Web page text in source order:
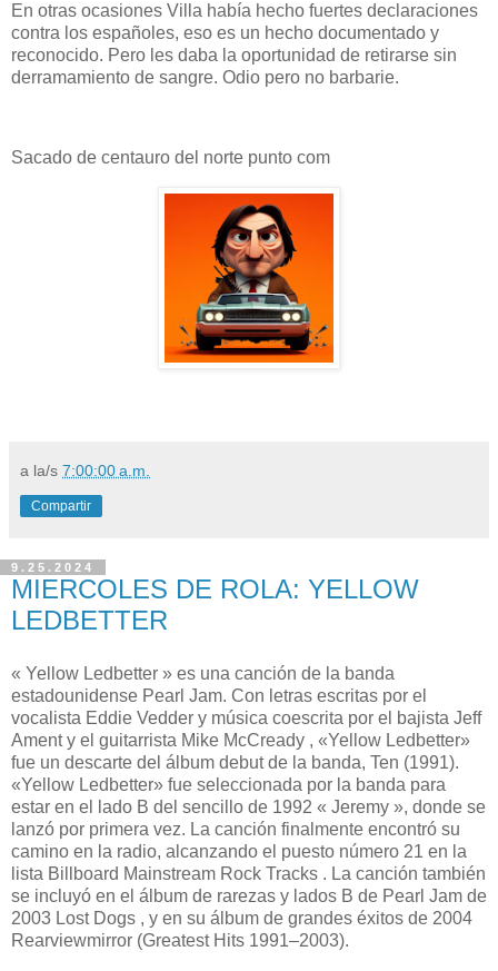
En otras ocasiones Villa había hecho fuertes declaraciones
contra los españoles, eso es un hecho documentado y
reconocido. Pero les daba la oportunidad de retirarse sin
derramamiento de sangre. Odio pero no barbarie.
Sacado de centauro del norte punto com
a la/s 7:00:00 a.m.
Compartir
9.25.2024
MIERCOLES DE ROLA: YELLOW
LEDBETTER
« Yellow Ledbetter » es una canción de la banda
estadounidense Pearl Jam. Con letras escritas por el
vocalista Eddie Vedder y música coescrita por el bajista Jeff
Ament y el guitarrista Mike McCready , «Yellow Ledbetter»
fue un descarte del álbum debut de la banda, Ten (1991).
«Yellow Ledbetter» fue seleccionada por la banda para
estar en el lado B del sencillo de 1992 « Jeremy », donde se
lanzó por primera vez. La canción finalmente encontró su
camino en la radio, alcanzando el puesto número 21 en la
lista Billboard Mainstream Rock Tracks . La canción también
se incluyó en el álbum de rarezas y lados B de Pearl Jam de
2003 Lost Dogs , y en su álbum de grandes éxitos de 2004
Rearviewmirror (Greatest Hits 1991–2003).